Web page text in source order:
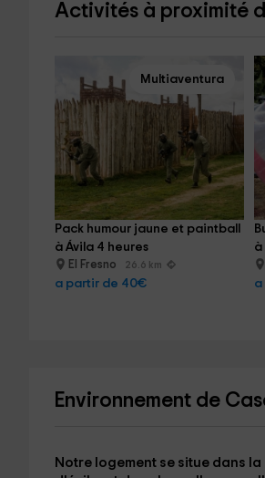
Activités à proximité
Multiaventura
Pack humour jaune et paintball
à Ávila 4 heures
El Fresno 26.6 km
a partir de 40€
à
a
Environnement de
Notre logement se situe dans